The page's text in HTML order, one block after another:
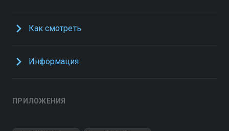
Как смотреть
Информация
ПРИЛОЖЕНИЯ